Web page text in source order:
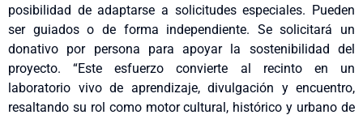
posibilidad de adaptarse a solicitudes especiales. Pueden
ser guiados o de forma independiente. Se solicitará un
donativo por persona para apoyar la sostenibilidad del
proyecto. “Este esfuerzo convierte al recinto en un
laboratorio vivo de aprendizaje, divulgación y encuentro,
resaltando su rol como motor cultural, histórico y urbano de